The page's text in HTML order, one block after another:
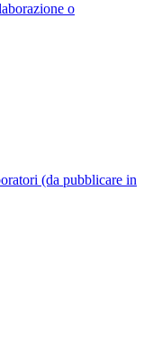
o
(da pubblicare in